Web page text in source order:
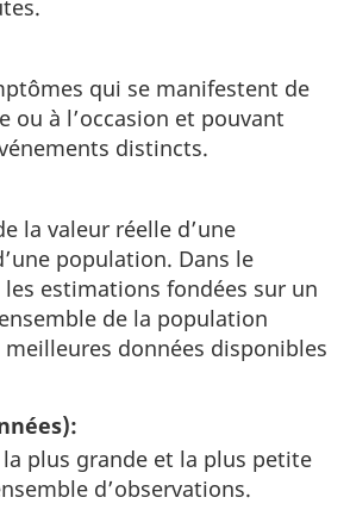
qui se manifestent de
ou à l’occasion et pouvant
distincts.
la valeur réelle d’une
population. Dans le
estimations fondées sur un
de la population
données disponibles
plus grande et la plus petite
d’observations.